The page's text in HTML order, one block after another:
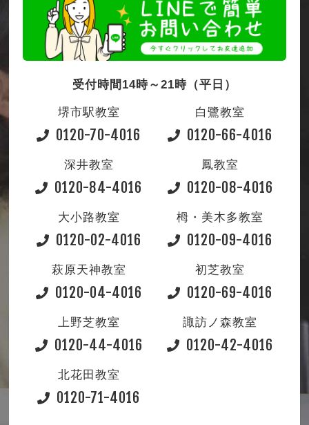
受付時間14時～21時（平日）
堺市駅教室
0120-70-4016
白鷺教室
0120-66-4016
深井教室
0120-84-4016
鳳教室
0120-08-4016
大小路教室
0120-02-4016
栂・美木多教室
0120-09-4016
萩原天神教室
0120-04-4016
初芝教室
0120-69-4016
上野芝教室
0120-44-4016
諏訪ノ森教室
0120-42-4016
北花田教室
0120-71-4016